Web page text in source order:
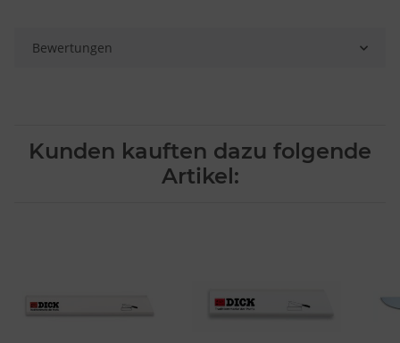
Bewertungen
Kunden kauften dazu folgende
Artikel: